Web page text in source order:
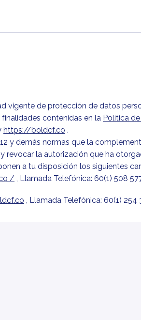
vigente de protección de datos
contenidas en la Política
https://boldcf.co .
y demás normas que la
revocar la autorización que ha
a tu disposición los siguientes
/ , Llamada Telefónica: 60(1) 508
, Llamada Telefónica: 60(1) 254